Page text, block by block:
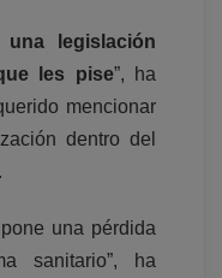
legislación
les pise”, ha
mencionar
dentro del
una pérdida
sanitario”, ha